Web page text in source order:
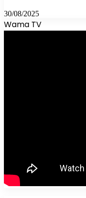
30/08/2025
Wama TV